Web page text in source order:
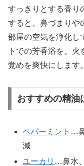
すっきりとする香り
すると、鼻づまりや
部屋の空気を浄化し
トでの芳香浴を。
覚めを爽快にします。
おすすめの精油
ペパーミント …
減
ユーカリ …鼻水